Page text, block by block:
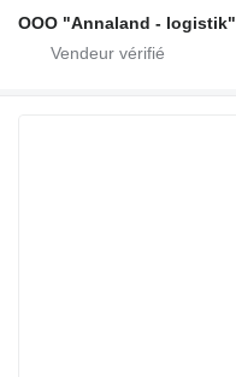
OOO "Annaland - logistik"